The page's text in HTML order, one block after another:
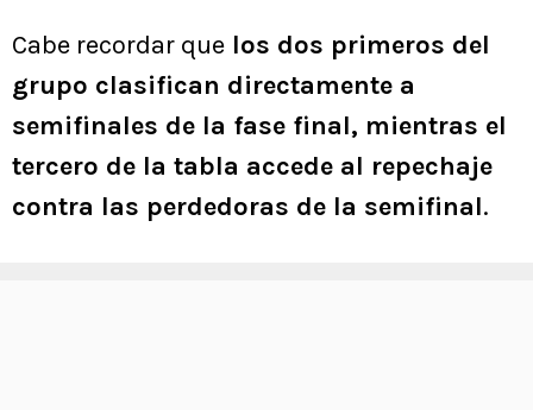
Cabe recordar que los dos primeros del
grupo clasifican directamente a
semifinales de la fase final, mientras el
tercero de la tabla accede al repechaje
contra las perdedoras de la semifinal.